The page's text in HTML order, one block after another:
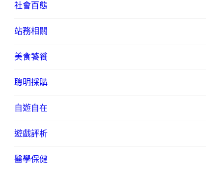
社會百態
站務相關
美食饕餮
聰明採購
自遊自在
遊戲評析
醫學保健